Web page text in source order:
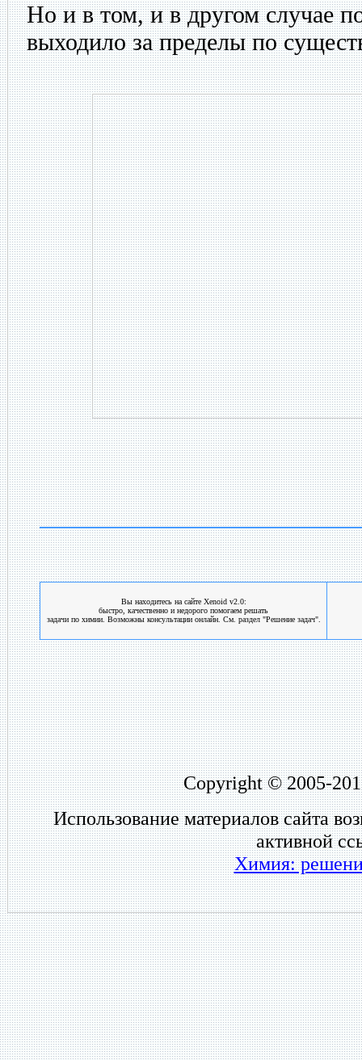
Но и в том, и в другом случае
выходило за пределы по
Вы находитесь на сайте Xenoid v2.0:
быстро, качественно и недорого помогаем решать
задачи по химии. Возможны консультации онлайн. См. раздел "Решение задач".
Copyright © 2005-
Использование материалов сайта
активной
Химия: